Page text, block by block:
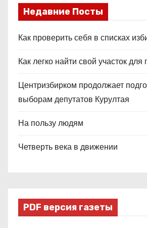
Недавние Посты
Как проверить себя в списках
Как легко найти свой участок для
Центризбирком продолжает
выборам депутатов Курултая
На пользу людям
Четверть века в движении
PDF версия газеты